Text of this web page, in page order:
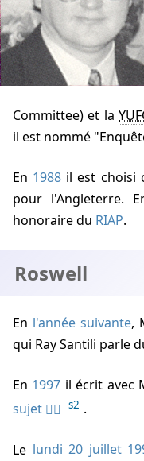
Committee) et la
il est nommé
En 1988 il est choisi
pour l'Angleterre.
honoraire du RIAP.
Roswell
En l'année suivante,
qui Ray Santili parle
En 1997 il écrit avec
sujet
s2 .
Le lundi 20 juillet